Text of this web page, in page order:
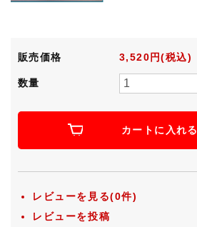
販売価格 3,520円(税込)
数量
カートに入れる
レビューを見る(0件)
レビューを投稿